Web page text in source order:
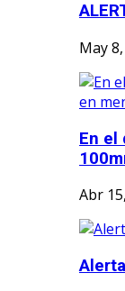
May
En el
Abr